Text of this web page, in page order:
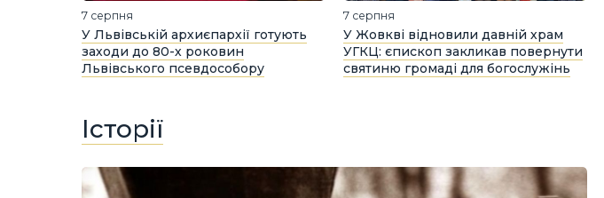
7 серпня
У Львівській архиєпархії готують
заходи до 80-х роковин
Львівського псевдособору
7 серпня
У Жовкві відновили давній храм
УГКЦ: єпископ закликав повернути
святиню громаді для богослужінь
Історії